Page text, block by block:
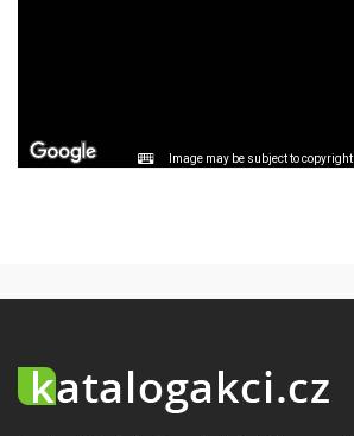
Image may be subject to copyright